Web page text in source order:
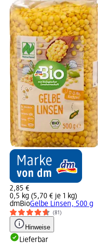
2,85 €
0,5 kg (5,70 € je 1 kg)
dmBioGelbe Linsen, 500 g
(81)
Hinweise
Lieferbar